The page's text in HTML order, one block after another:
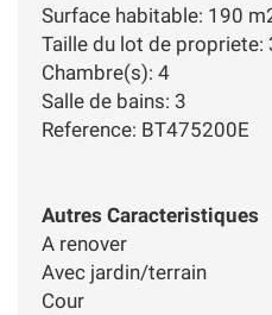
Surface habitable: 190
Taille du lot de propriete:
Chambre(s): 4
Salle de bains: 3
Reference: BT475200E
Autres Caracteristiques
A renover
Avec jardin/terrain
Cour